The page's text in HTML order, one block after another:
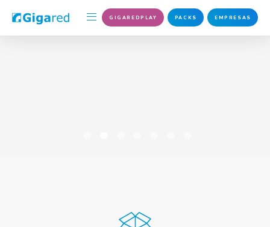
GIGAREDPLAY PACKS EMPRESAS